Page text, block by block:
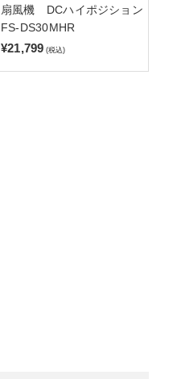
扇風機 DCハイポジション
FS-DS30MHR
¥21,799 (税込)